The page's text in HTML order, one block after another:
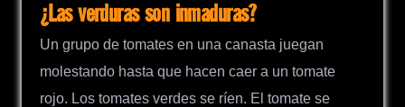
¿Las verduras son inmaduras?
Un grupo de tomates en una canasta juegan
molestando hasta que hacen caer a un tomate
rojo. Los tomates verdes se ríen. El tomate se